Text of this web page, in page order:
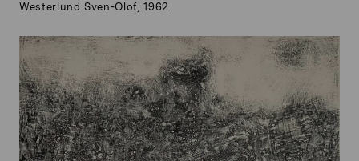
Westerlund Sven-Olof, 1962